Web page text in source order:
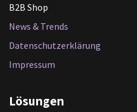
B2B Shop
News & Trends
Datenschutzerklärung
Impressum
Lösungen